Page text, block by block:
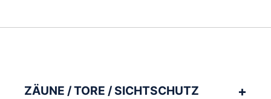
Artikelnr.:DVGRUQ2718
ZÄUNE / TORE / SICHTSCHUTZ